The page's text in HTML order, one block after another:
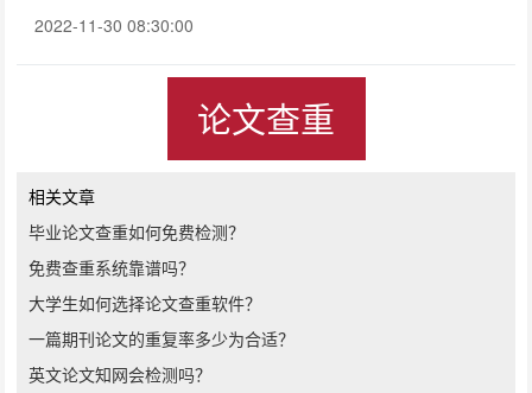
2022-11-30 08:30:00
论文查重
相关文章
毕业论文查重如何免费检测？
免费查重系统靠谱吗？
大学生如何选择论文查重软件？
一篇期刊论文的重复率多少为合适？
英文论文知网会检测吗？